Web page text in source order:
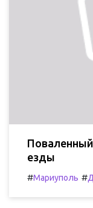
Поваленный
езды
#Мариуполь #